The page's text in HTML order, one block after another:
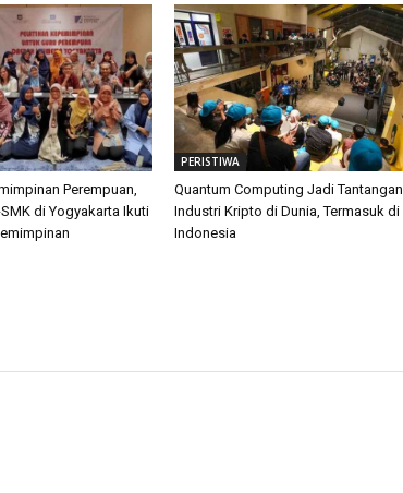
Perempuan,
di Yogyakarta Ikuti
PERISTIWA
Quantum Computing Jadi Tantangan
Industri Kripto di Dunia, Termasuk di
Indonesia